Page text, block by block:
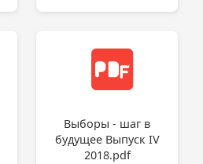
Выборы - шаг в
будущее Выпуск IV
2018.pdf